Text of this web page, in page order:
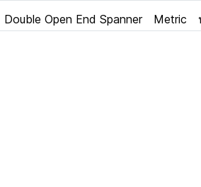
Double Open End Spanner Metric